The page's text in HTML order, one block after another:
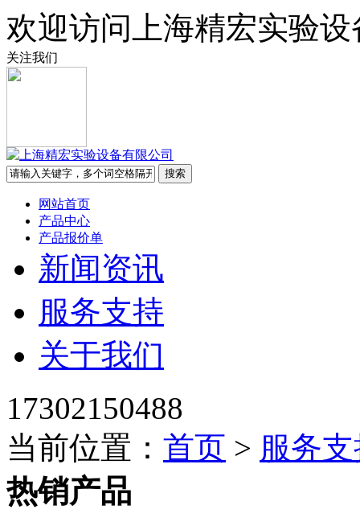
欢迎访问上海精宏实验
关注我们
网站首页
产品中心
产品报价单
新闻资讯
服务支持
关于我们
17302150488
当前位置： 首页 > 服务
热销产品